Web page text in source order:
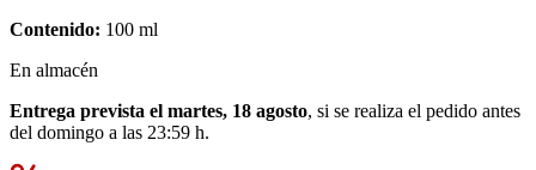
Contenido: 100 ml
En almacén
Entrega prevista el martes, 18 agosto, si se realiza el pedido antes
del domingo a las 23:59 h.